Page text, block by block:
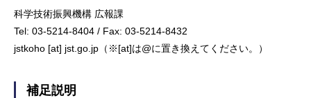
科学技術振興機構 広報課
Tel: 03-5214-8404 / Fax: 03-5214-8432
jstkoho [at] jst.go.jp（※[at]は@に置き換えてください。）
補足説明